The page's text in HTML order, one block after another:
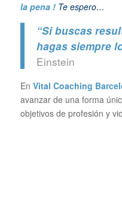
la pena ! Te espero…
“Si buscas
hagas siempre
Einstein
En Vital Coaching
avanzar de una forma
objetivos de profesión y